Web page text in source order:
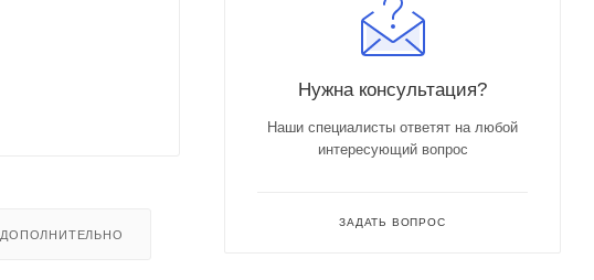
ДОПОЛНИТЕЛЬНО
Нужна консультация?
Наши специалисты ответят на любой
интересующий вопрос
ЗАДАТЬ ВОПРОС